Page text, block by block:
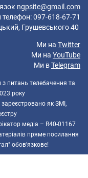
ngpsite@gmail.com
097-618-67-71
Грушевського 40
Ми на Twitter
Ми на YouTube
Ми вTelegram
питань телебачення та
року
як ЗМІ,
медіа – R40-01167
пряме посилання
обов'язкове!